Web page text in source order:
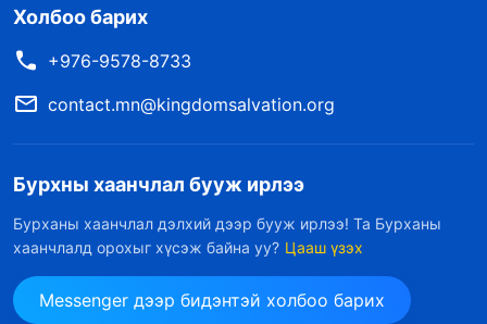
Холбоо барих
+976-9578-8733
contact.mn@kingdomsalvation.org
Бурхны хаанчлал бууж ирлээ
Бурханы хаанчлал дэлхий дээр бууж ирлээ! Та Бурханы
хаанчлалд орохыг хүсэж байна уу? Цааш үзэх
Messenger дээр бидэнтэй холбоо барих